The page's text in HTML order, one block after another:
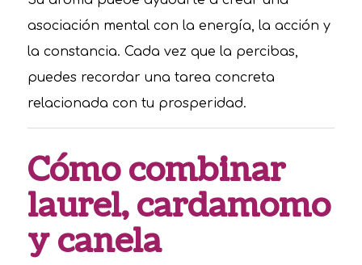
asociación mental con la energía, la acción y
la constancia. Cada vez que la percibas,
puedes recordar una tarea concreta
relacionada con tu prosperidad.
Cómo combinar
laurel, cardamomo
y canela